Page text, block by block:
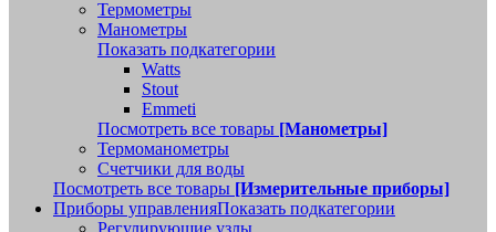
Термометры
Манометры
Показать подкатегории
Watts
Stout
Emmeti
Посмотреть все товары [Манометры]
Термоманометры
Счетчики для воды
Посмотреть все товары [Измерительные приборы]
Приборы управленияПоказать подкатегории
Регулирующие узлы